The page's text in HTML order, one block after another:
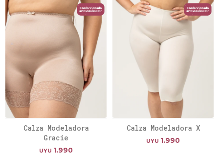
Calza Modeladora
Gracie
UYU 1.990
Calza Modeladora X
UYU 1.990